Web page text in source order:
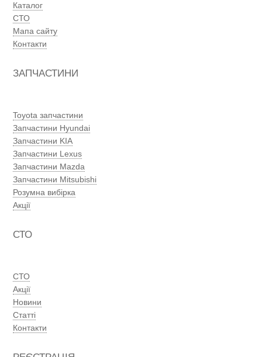
Каталог
СТО
Мапа сайту
Контакти
ЗАПЧАСТИНИ
Toyota запчастини
Запчастини Hyundai
Запчастини KIA
Запчастини Lexus
Запчастини Mazda
Запчастини Mitsubishi
Розумна вибірка
Акції
СТО
СТО
Акції
Новини
Статті
Контакти